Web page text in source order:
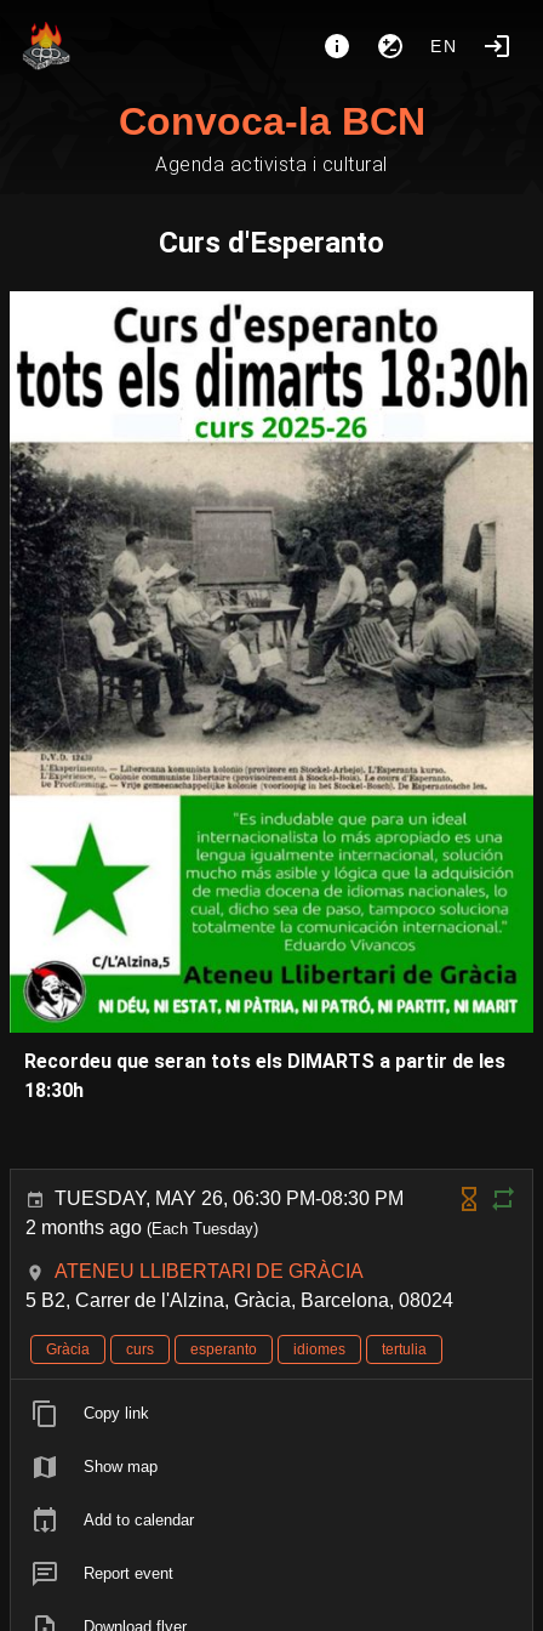
EN
Convoca-la BCN
Agenda activista i cultural
Curs d'Esperanto
Recordeu que seran tots els DIMARTS a partir de les
18:30h
TUESDAY, MAY 26, 06:30 PM-08:30 PM
2 months ago (Each Tuesday)
ATENEU LLIBERTARI DE GRÀCIA
5 B2, Carrer de l'Alzina, Gràcia, Barcelona, 08024
Gràcia curs esperanto idiomes tertulia
Copy link
Show map
Add to calendar
Report event
Download flyer